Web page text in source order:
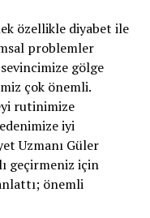
özellikle diyabet ile
problemler
gölge
çok önemli.
rutinimize
iyi
Uzmanı Güler
geçirmeniz için
önemli